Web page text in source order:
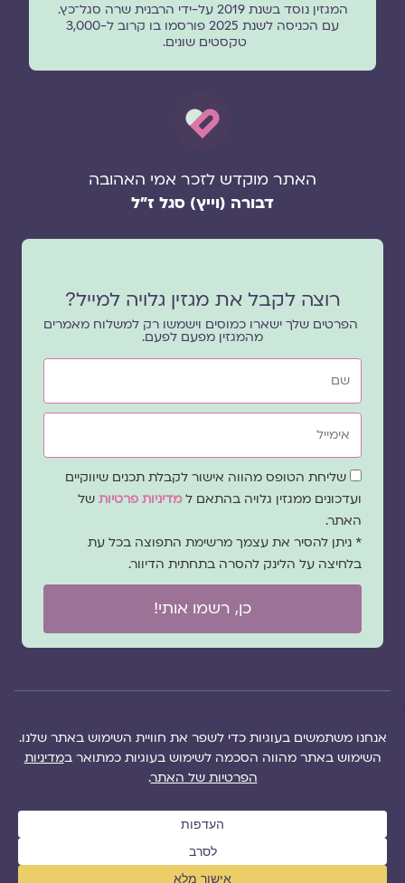
המגזין נוסד בשנת 2019 על-ידי הרבנית שרה סגל־כץ.
עם הכניסה לשנת 2025 פורסמו בו קרוב ל-3,000
טקסטים שונים.
האתר מוקדש לזכר אמי האהובה
דבורה (וייץ) סגל ז"ל
רוצה לקבל את מגזין גלויה למייל?
הפרטים שלך ישארו כמוסים וישמשו רק למשלוח מאמרים
מהמגזין מפעם לפעם.
שם
אימייל
שדהשליחת הטופס מהווה אישור לקבלת תכנים שיווקיים
ועדכונים ממגזין גלויה בהתאם למדיניות פרטיות של
האתר.
* ניתן להסיר את עצמך מרשימת התפוצה בכל עת
בלחיצה על הלינק להסרה בתחתית הדיוור.
כן, רשמו אותי!
הזכויות של מגזין
ושרה סגל־כץ אלא
של
שגגה
הוקם ב ❤ על ידי –
לימונדה 2.0
| מיתוג:
סטודיו נופר דסקל
שרה סגל־כץ
2.0
(2020-2026)
מפת אתר|
אותנו|תמכו בנו